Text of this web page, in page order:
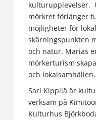
kulturupplevelser.
mörkret förlänger
möjligheter för
skärningspunkten
och natur. Marias
mörkerturism
och lokalsamhällen.
Sari Kippilä är
verksam på
Kulturhus